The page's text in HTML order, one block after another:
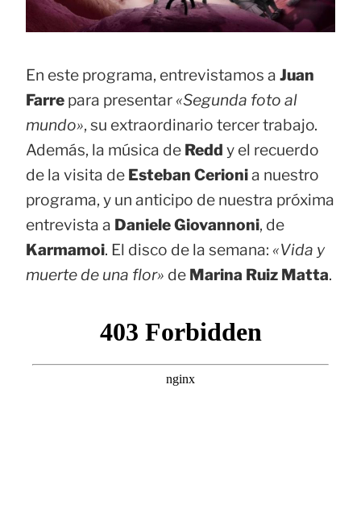
En este programa, entrevistamos a Juan
Farre para presentar «Segunda foto al
mundo», su extraordinario tercer trabajo.
Además, la música de Redd y el recuerdo
de la visita de Esteban Cerionia nuestro
programa, y un anticipo de nuestra próxima
entrevista a Daniele Giovannoni, de
Karmamoi. El disco de la semana: «Vida y
muerte de una flor» de Marina Ruiz Matta.